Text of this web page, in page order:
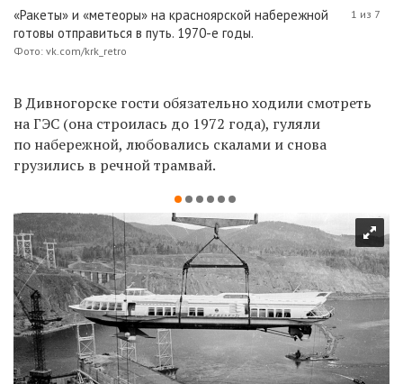
«Ракеты» и «метеоры» на красноярской набережной
готовы отправиться в путь. 1970-е годы.
Фото: vk.com/krk_retro
1 из 7
В Дивногорске гости обязательно ходили смотреть
на ГЭС (она строилась до 1972 года), гуляли
по набережной, любовались скалами и снова
грузились в речной трамвай.